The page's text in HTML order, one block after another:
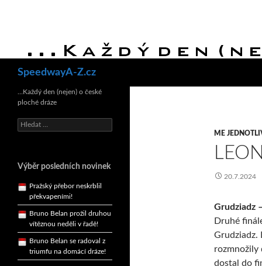
SpeedwayA-Z.cz
ME
20.7.2024
Grudziadz
Druhé
Grudziadz.
rozmnožily
dostal do
…Každý den (nejen) o české
ploché dráze
Vyhledávání
Výběr posledních novinek
triumfu na domácí dráze!
dlouhodrážní titul!
Pražský přebor neskrblil
Bruno Belan prožil druhou
vítěznou neděli v řadě!
Bruno Belan se radoval z
triumfu na domácí dráze!
Andy Appleton obhájil
dlouhodrážní titul!